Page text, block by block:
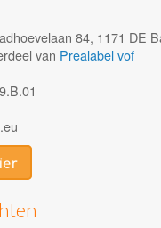
84, 1171 DE
van Prealabel vof